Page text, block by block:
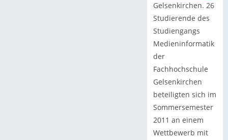
Gelsenkirchen. 26
Studierende des
Studiengangs
Medieninformatik
der
Fachhochschule
Gelsenkirchen
beteiligten sich im
Sommersemester
2011 an einem
Wettbewerb mit